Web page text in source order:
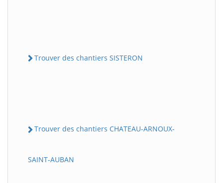
Trouver des chantiers SISTERON
Trouver des chantiers CHATEAU-ARNOUX-
SAINT-AUBAN